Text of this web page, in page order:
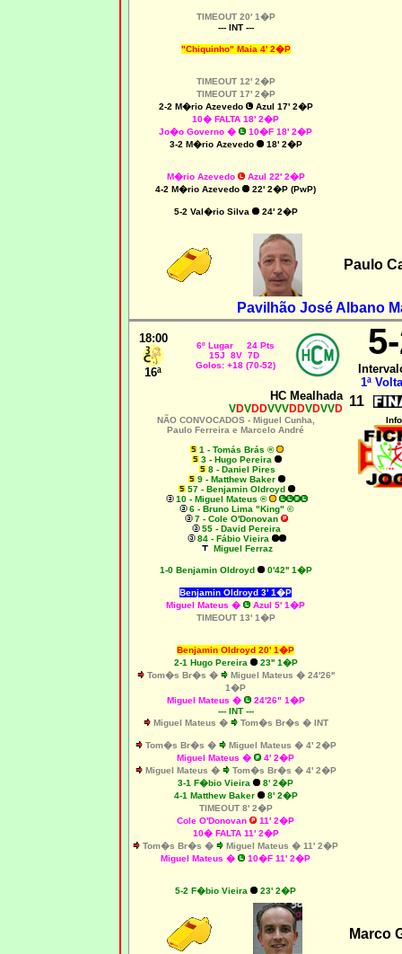
TIMEOUT 20' 1�P
--- INT ---
"Chiquinho" Maia 4' 2�P
TIMEOUT 12' 2�P
TIMEOUT 17' 2�P
2-2 M�rio Azevedo
Azul 17' 2�P
10� FALTA 18' 2�P
Jo�o Governo �
10�F 18' 2�P
3-2 M�rio Azevedo
18' 2�P
M�rio Azevedo
Azul 22' 2�P
4-2 M�rio Azevedo
22' 2�P (PwP)
5-2 Val�rio Silva 24' 2�P
Paulo
Pavilhão José Albano
18:00
16ª
6º Lugar 24 Pts
15J 8V 7D
Golos: +18 (70-52)
1ª
HC Mealhada
VDVDDVVVDDVDVVD 11
NÃO CONVOCADOS - Miguel Cunha,
Paulo Ferreira e Marcelo André
1 - Tomás Brás ®
3 - Hugo Pereira
8 - Daniel Pires
9 - Matthew Baker
57 - Benjamin Oldroyd
10 - Miguel Mateus ®
6 - Bruno Lima "King" ©
7 - Cole O'Donovan
55 - David Pereira
84 - Fábio Vieira
Miguel Ferraz
1-0 Benjamin Oldroyd 0'42'' 1�P
Benjamin Oldroyd 3' 1�P
Miguel Mateus �
Azul 5' 1�P
TIMEOUT 13' 1�P
Benjamin Oldroyd 20' 1�P
2-1 Hugo Pereira
23'' 1�P
Tom�s Br�s �
Miguel Mateus � 24'26''
1�P
Miguel Mateus �
24'26" 1�P
--- INT ---
Miguel Mateus �
Tom�s Br�s � INT
Tom�s Br�s �
Miguel Mateus � 4' 2�P
Miguel Mateus �
4' 2�P
Miguel Mateus �
Tom�s Br�s � 4' 2�P
3-1 F�bio Vieira
8' 2�P
4-1 Matthew Baker
8' 2�P
TIMEOUT 8' 2�P
Cole O'Donovan
11' 2�P
10� FALTA 11' 2�P
Tom�s Br�s �
Miguel Mateus � 11' 2�P
Miguel Mateus �
10�F 11' 2�P
5-2 F�bio Vieira 23' 2�P
Info
Marco